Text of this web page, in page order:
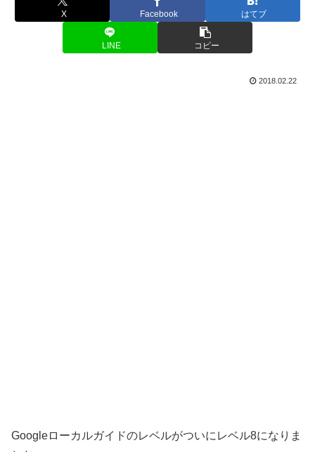
X Facebook はてブ
LINE コピー
2018.02.22
Googleローカルガイドのレベルがついにレベル8になりま